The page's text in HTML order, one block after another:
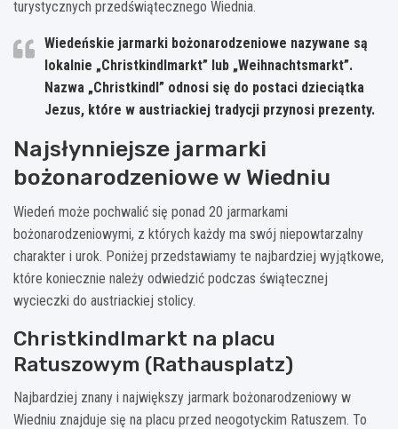
turystycznych przedświątecznego Wiednia.
Wiedeńskie jarmarki bożonarodzeniowe nazywane są
lokalnie „Christkindlmarkt” lub „Weihnachtsmarkt”.
Nazwa „Christkindl” odnosi się do postaci dzieciątka
Jezus, które w austriackiej tradycji przynosi prezenty.
Najsłynniejsze jarmarki
bożonarodzeniowe w Wiedniu
Wiedeń może pochwalić się ponad 20 jarmarkami
bożonarodzeniowymi, z których każdy ma swój niepowtarzalny
charakter i urok. Poniżej przedstawiamy te najbardziej wyjątkowe,
które koniecznie należy odwiedzić podczas świątecznej
wycieczki do austriackiej stolicy.
Christkindlmarkt na placu
Ratuszowym (Rathausplatz)
Najbardziej znany i największy jarmark bożonarodzeniowy w
Wiedniu znajduje się na placu przed neogotyckim Ratuszem. To